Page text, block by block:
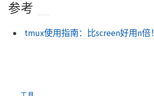
参考
tmux使用指南：比screen好用n倍！